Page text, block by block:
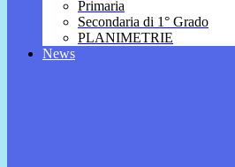
Primaria
Secondaria di 1° Grado
PLANIMETRIE
News